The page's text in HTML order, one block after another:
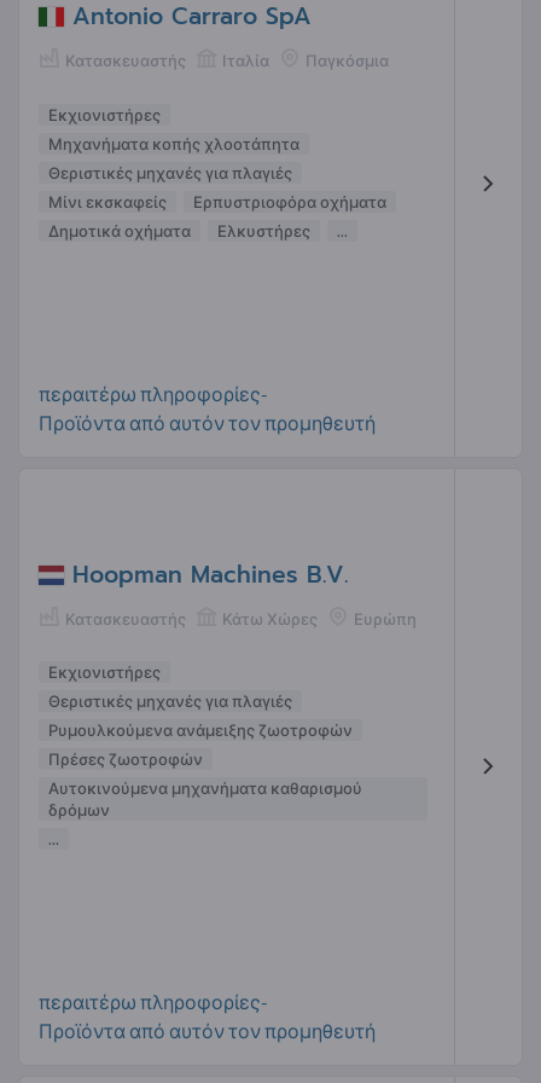
Antonio Carraro SpA
Κατασκευαστής Ιταλία Παγκόσμια
Εκχιονιστήρες
Μηχανήματα κοπής χλοοτάπητα
Θεριστικές μηχανές για πλαγιές
Μίνι εκσκαφείς
Ερπυστριοφόρα οχήματα
Δημοτικά οχήματα
Ελκυστήρες ...
περαιτέρω πληροφορίες-
Προϊόντα από αυτόν τον προμηθευτή
Hoopman Machines B.V.
Κατασκευαστής Κάτω Χώρες Ευρώπη
Εκχιονιστήρες
Θεριστικές μηχανές για πλαγιές
Ρυμουλκούμενα ανάμειξης ζωοτροφών
Πρέσες ζωοτροφών
Αυτοκινούμενα μηχανήματα καθαρισμού
δρόμων
...
περαιτέρω πληροφορίες-
Προϊόντα από αυτόν τον προμηθευτή